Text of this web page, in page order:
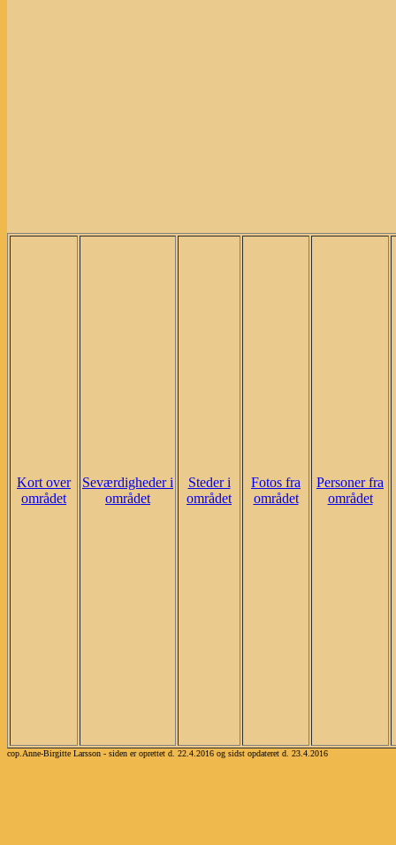
Kort over
området
Seværdigheder i
området
Steder i
området
Fotos fra
området
Personer fra
området
cop.Anne-Birgitte Larsson - siden er oprettet d. 22.4.2016 og sidst opdateret d. 23.4.2016